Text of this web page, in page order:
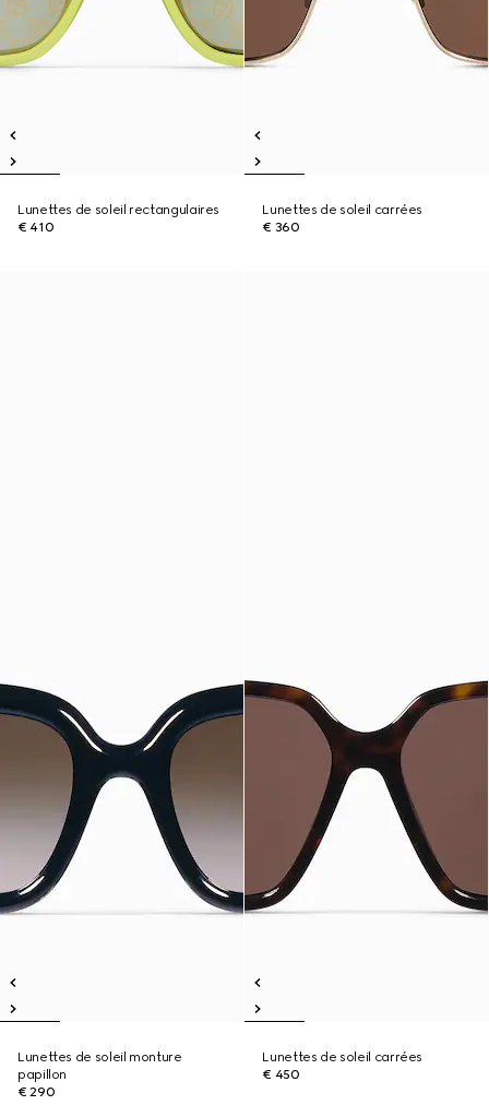
Lunettes de soleil rectangulaires
€ 410
Lunettes de soleil carrées
€ 360
Lunettes de soleil monture
papillon
€ 290
Lunettes de soleil carrées
€ 450